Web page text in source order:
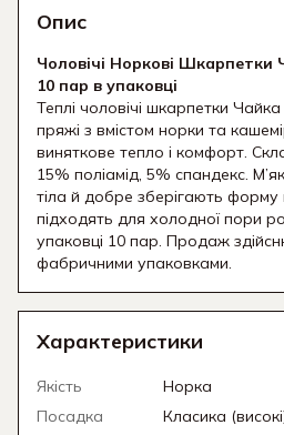
Опис
Чоловічі Норкові
10 пар в упаковці
Теплі чоловічі шкарпетки Чайка
пряжі з вмістом норки та
виняткове тепло і комфорт.
15% поліамід, 5% спандекс.
тіла й добре зберігають форму
підходять для холодної пори
упаковці 10 пар. Продаж
фабричними упаковками.
Характеристики
Якість
Норка
Посадка
Класика